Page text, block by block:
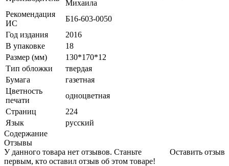
Михаила
Рекомендация
ИС
Б16-603-0050
Год издания
2016
В упаковке
18
Размер (мм)
130*170*12
Тип обложки
твердая
Бумага
газетная
Цветность
печати
одноцветная
Страниц
224
Язык
русский
Содержание
Отзывы
Оставить отзыв
У данного товара нет отзывов. Станьте
первым, кто оставил отзыв об этом товаре!